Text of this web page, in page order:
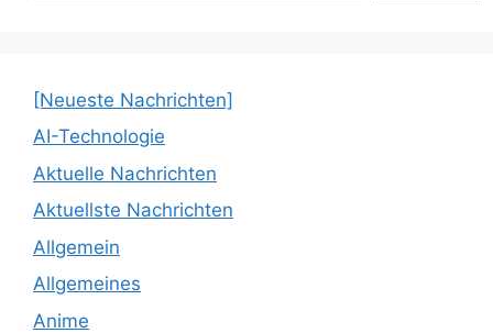
[Neueste Nachrichten]
AI-Technologie
Aktuelle Nachrichten
Aktuellste Nachrichten
Allgemein
Allgemeines
Anime